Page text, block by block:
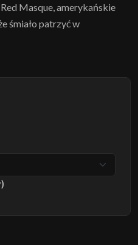
Masque, amerykańskie
śmiało patrzyć w